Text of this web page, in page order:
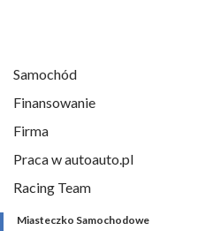
Samochód
Finansowanie
Firma
Praca w autoauto.pl
Racing Team
Miasteczko Samochodowe